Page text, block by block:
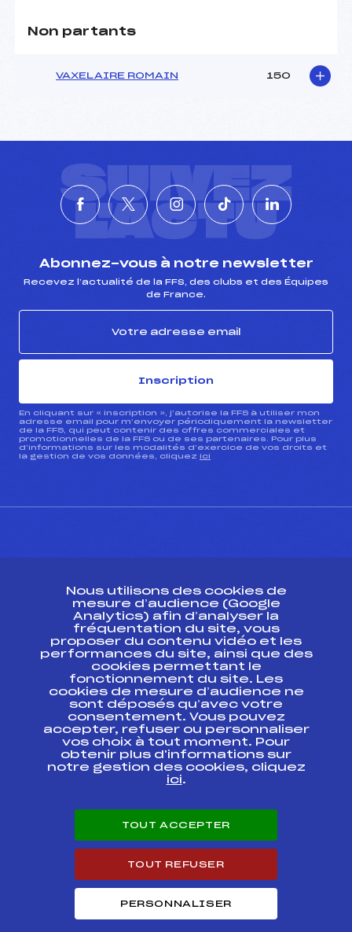
Non partants
VAXELAIRE ROMAIN 150
SUIVEZ
L'ACTU
Abonnez-vous à notre newsletter
Recevez l’actualité de la FFS, des clubs et des Équipes
de France.
Inscription
En cliquant sur « inscription », j’autorise la FFS à utiliser mon
adresse email pour m’envoyer périodiquement la newsletter
de la FFS, qui peut contenir des offres commerciales et
promotionnelles de la FFS ou de ses partenaires. Pour plus
d’informations sur les modalités d’exercice de vos droits et
la gestion de vos données, cliquez ici
Ressources
Pass’Neige
Projet sportif fédéral
Projet de performance fédéral
Antidopage
Pôle Développement, Formation, Suivi
Scientifique
Listes ministérielles
Pôle vie de l’athlète
Enseignement professionnel
Carrières
Nous utilisons des cookies de
mesure d’audience (Google
Analytics) afin d’analyser la
fréquentation du site, vous
proposer du contenu vidéo et les
performances du site, ainsi que des
cookies permettant le
fonctionnement du site. Les
cookies de mesure d’audience ne
sont déposés qu’avec votre
consentement. Vous pouvez
accepter, refuser ou personnaliser
vos choix à tout moment. Pour
obtenir plus d'informations sur
notre gestion des cookies, cliquez
ici.
TOUT ACCEPTER
TOUT REFUSER
PERSONNALISER